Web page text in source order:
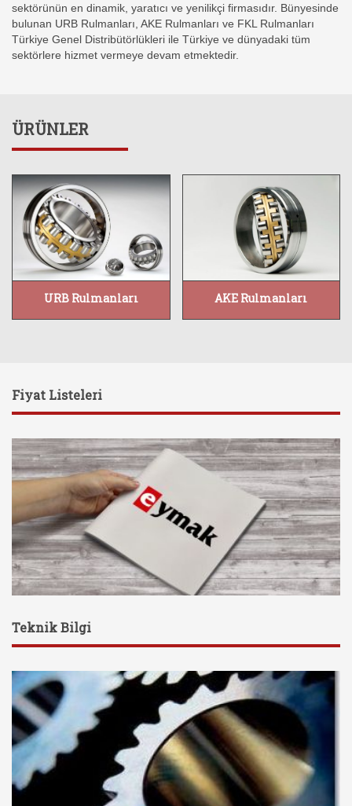
sektörünün en dinamik, yaratıcı ve yenilikçi firmasıdır. Bünyesinde
bulunan URB Rulmanları, AKE Rulmanları ve FKL Rulmanları
Türkiye Genel Distribütörlükleri ile Türkiye ve dünyadaki tüm
sektörlere hizmet vermeye devam etmektedir.
ÜRÜNLER
URB Rulmanları AKE Rulmanları
Fiyat Listeleri
Teknik Bilgi